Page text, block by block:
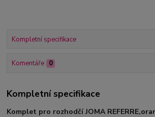
Kompletní specifikace
Komentáře 0
Kompletní specifikace
Komplet pro rozhodčí JOMA